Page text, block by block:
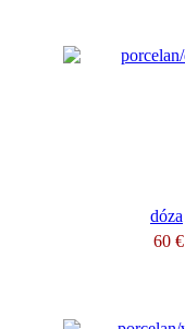
dóza
60 €